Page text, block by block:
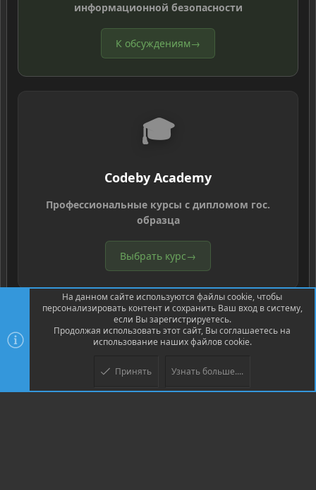
информационной безопасности
К обсуждениям→
🎓
Codeby Academy
Профессиональные курсы с дипломом гос.
образца
Выбрать курс→
Community platform by XenForo ® © 2010-2026 XenForo Ltd.
© Jason Axelrod of 8WAYRUN
На данном сайте используются файлы cookie, чтобы
персонализировать контент и сохранить Ваш вход в систему,
если Вы зарегистрируетесь.
Продолжая использовать этот сайт, Вы соглашаетесь на
использование наших файлов cookie.
Принять Узнать больше....